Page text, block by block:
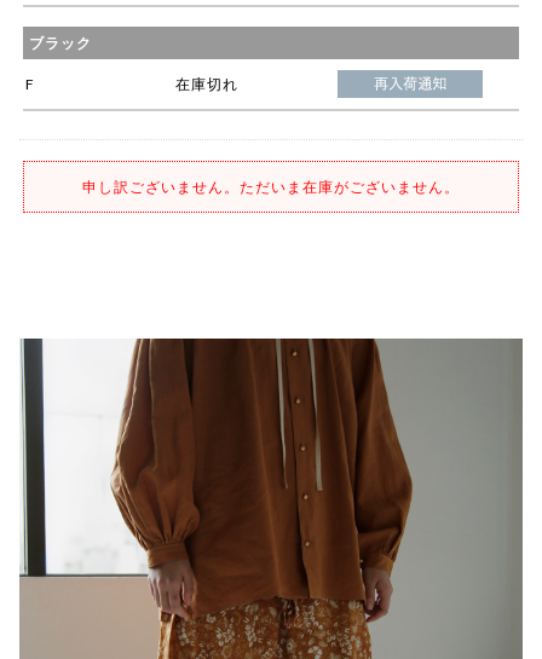
ブラック
F 在庫切れ
申し訳ございません。ただいま在庫がございません。